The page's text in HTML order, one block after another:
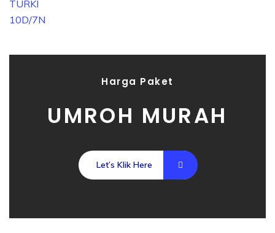
Harga Paket
UMROH MURAH
Let’s Klik Here